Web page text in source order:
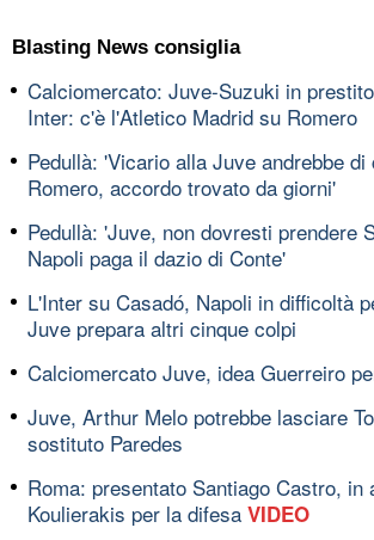
Blasting News consiglia
Calciomercato: Juve-Suzuki in
Inter: c'è l'Atletico Madrid su Romero
Pedullà: 'Vicario alla Juve andrebbe
Romero, accordo trovato da giorni'
Pedullà: 'Juve, non dovresti prendere
Napoli paga il dazio di Conte'
L'Inter su Casadó, Napoli in difficoltà
Juve prepara altri cinque colpi
Calciomercato Juve, idea Guerreiro
Juve, Arthur Melo potrebbe lasciare
sostituto Paredes
Roma: presentato Santiago Castro, in
Koulierakis per la difesa VIDEO